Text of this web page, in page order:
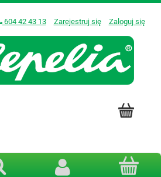
604 42 43 13 Zarejestruj się Zaloguj się